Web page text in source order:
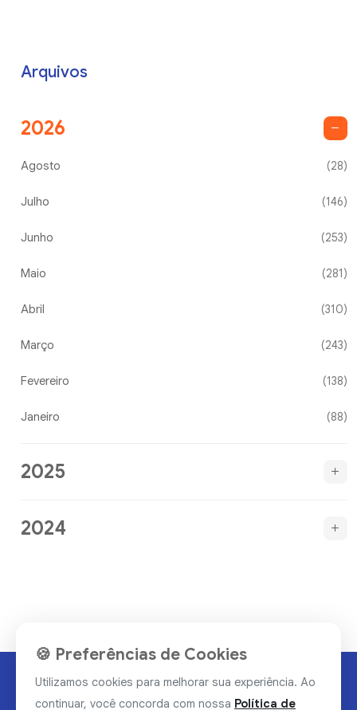
Arquivos
2026
Agosto (28)
Julho (146)
Junho (253)
Maio (281)
Abril (310)
Março (243)
Fevereiro (138)
Janeiro (88)
2025
2024
🍪 Preferências de Cookies
Utilizamos cookies para melhorar sua experiência. Ao
continuar, você concorda com nossa Política de